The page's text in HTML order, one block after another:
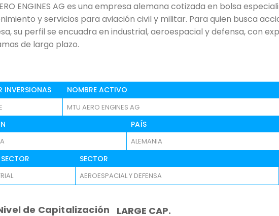
ENGINES AG es una empresa alemana cotizada en bolsa
y servicios para aviación civil y militar. Para quien busca
su perfil se encuadra en industrial, aeroespacial y defensa, con
de largo plazo.
INVERSIONAS NOMBRE ACTIVO
MTU AERO ENGINES AG
PAÍS
ALEMANIA
SECTOR SECTOR
AEROESPACIAL Y DEFENSA
de Capitalización LARGE CAP.